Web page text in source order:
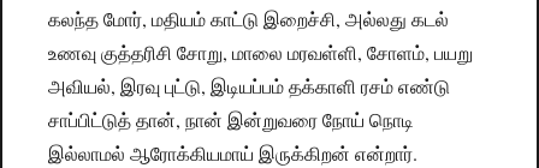
கலந்த மோர், மதியம் காட்டு இறைச்சி, அல்லது கடல்
உணவு குத்தரிசி சோறு, மாலை மரவள்ளி, சோளம், பயறு
அவியல், இரவு புட்டு, இடியப்பம் தக்காளி ரசம் எண்டு
சாப்பிட்டுத் தான், நான் இன்றுவரை நோய் நொடி
இல்லாமல் ஆரோக்கியமாய் இருக்கிறன் என்றார்.